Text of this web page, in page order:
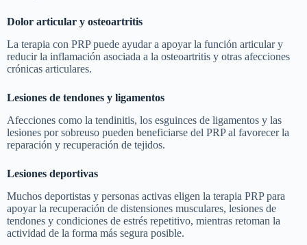
Dolor articular y osteoartritis
La terapia con PRP puede ayudar a apoyar la función articular y
reducir la inflamación asociada a la osteoartritis y otras afecciones
crónicas articulares.
Lesiones de tendones y ligamentos
Afecciones como la tendinitis, los esguinces de ligamentos y las
lesiones por sobreuso pueden beneficiarse del PRP al favorecer la
reparación y recuperación de tejidos.
Lesiones deportivas
Muchos deportistas y personas activas eligen la terapia PRP para
apoyar la recuperación de distensiones musculares, lesiones de
tendones y condiciones de estrés repetitivo, mientras retoman la
actividad de la forma más segura posible.